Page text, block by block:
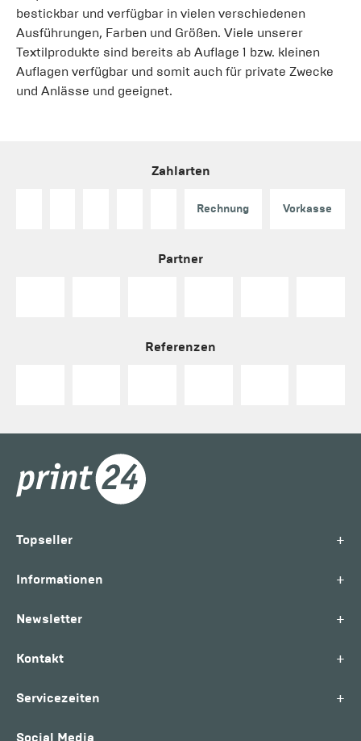
bestickbar und verfügbar in vielen verschiedenen
Ausführungen, Farben und Größen. Viele unserer
Textilprodukte sind bereits ab Auflage 1 bzw. kleinen
Auflagen verfügbar und somit auch für private Zwecke
und Anlässe und geeignet.
Zahlarten
Rechnung Vorkasse
Partner
Referenzen
Topseller +
Informationen +
Newsletter +
Kontakt +
Servicezeiten +
Social Media